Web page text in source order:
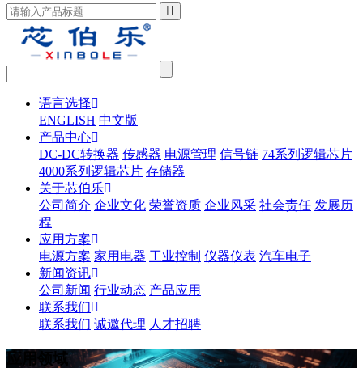
语言选择
ENGLISH 中文版
产品中心
DC-DC转换器 传感器 电源管理 信号链 74系列逻辑芯片
4000系列逻辑芯片 存储器
关于芯伯乐
公司简介 企业文化 荣誉资质 企业风采 社会责任 发展历
程
应用方案
电源方案 家用电器 工业控制 仪器仪表 汽车电子
新闻资讯
公司新闻 行业动态 产品应用
联系我们
联系我们 诚邀代理 人才招聘
应用领域